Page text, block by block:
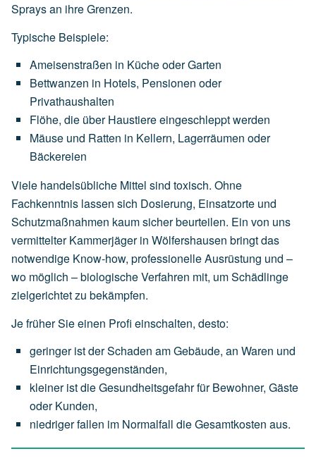
Sprays an ihre Grenzen.
Typische Beispiele:
Ameisenstraßen in KücheoderGarten
Bettwanzen in Hotels, Pensionen oder
Privathaushalten
Flöhe, die über Haustiereeingeschlepptwerden
Mäuse und Ratten in Kellern, Lagerräumen oder
Bäckereien
Viele handelsübliche Mittel sind toxisch. Ohne
Fachkenntnis lassen sich Dosierung, Einsatzorte und
Schutzmaßnahmen kaum sicher beurteilen. Ein von uns
vermittelter Kammerjäger in Wölfershausen bringt das
notwendige Know-how, professionelle Ausrüstung und –
wo möglich – biologische Verfahren mit, um Schädlinge
zielgerichtet zu bekämpfen.
Je früher Sie einen Profi einschalten, desto:
geringer istderSchaden amGebäude, an Waren und
Einrichtungsgegenständen,
kleiner istdieGesundheitsgefahrfür Bewohner, Gäste
oder Kunden,
niedrigerfallen im Normalfall dieGesamtkosten aus.